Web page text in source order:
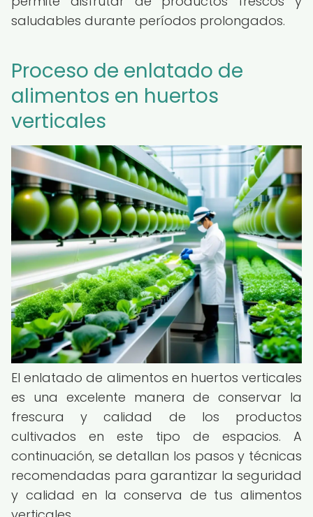
saludables durante períodos prolongados.
Proceso de enlatado de
alimentos en huertos
verticales
El enlatado de alimentos en huertos verticales
es una excelente manera de conservar la
frescura y calidad de los productos
cultivados en este tipo de espacios. A
continuación, se detallan los pasos y técnicas
recomendadas para garantizar la seguridad
y calidad en la conserva de tus alimentos